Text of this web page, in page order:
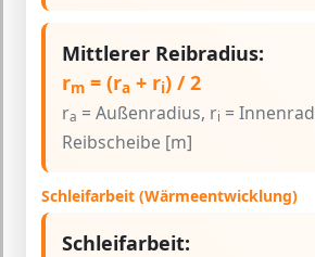
Mittlerer Reibradius:
rm = (ra + ri) / 2
ra = Außenradius, ri =
Reibscheibe [m]
Schleifarbeit (Wärmeentwicklung)
Schleifarbeit: